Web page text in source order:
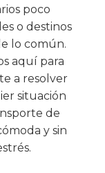
poco
o destinos
lo común.
aquí para
a resolver
situación
de
y sin